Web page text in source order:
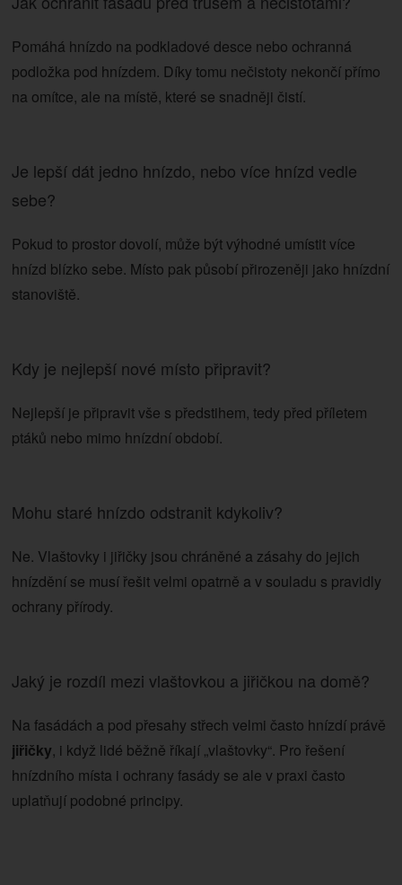
Pomáhá hnízdo na podkladové desce nebo ochranná
podložka pod hnízdem. Díky tomu nečistoty nekončí přímo
na omítce, ale na místě, které se snadněji čistí.
Je lepší dát jedno hnízdo, nebo více hnízd vedle
sebe?
Pokud to prostor dovolí, může být výhodné umístit více
hnízd blízko sebe. Místo pak působí přirozeněji jako hnízdní
stanoviště.
Kdy je nejlepší nové místo připravit?
Nejlepší je připravit vše s předstihem, tedy před příletem
ptáků nebo mimo hnízdní období.
Mohu staré hnízdo odstranit kdykoliv?
Ne. Vlaštovky i jiřičky jsou chráněné a zásahy do jejich
hnízdění se musí řešit velmi opatrně a v souladu s pravidly
ochrany přírody.
Jaký je rozdíl mezi vlaštovkou a jiřičkou na domě?
Na fasádách a pod přesahy střech velmi často hnízdí právě
jiřičky, i když lidé běžně říkají „vlaštovky“. Pro řešení
hnízdního místa i ochrany fasády se ale v praxi často
uplatňují podobné principy.